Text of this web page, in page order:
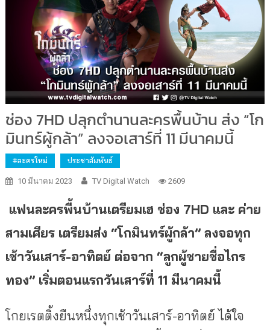
ช่อง 7HD ปลุกตำนานละครพื้นบ้าน ส่ง “โก
มินทร์ผู้กล้า” ลงจอเสาร์ที่ 11 มีนาคมนี้
#ละครใหม่ ประชาสัมพันธ์
10 มีนาคม 2023 TV Digital Watch 2609
แฟนละครพื้นบ้านเตรียมเฮ ช่อง 7HD และ ค่าย
สามเศียร เตรียมส่ง “โกมินทร์ผู้กล้า” ลงจอทุก
เช้าวันเสาร์-อาทิตย์ ต่อจาก “ลูกผู้ชายชื่อไกร
ทอง” เริ่มตอนแรกวันเสาร์ที่ 11 มีนาคมนี้
โกยเรตติ้งยืนหนึ่งทุกเช้าวันเสาร์-อาทิตย์ ได้ใจ